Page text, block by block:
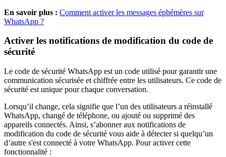
En savoir plus : Comment activer les messages éphémères sur
WhatsApp ?
Activer les notifications de modification du code de
sécurité
Le code de sécurité WhatsApp est un code utilisé pour garantir une
communication sécurisée et chiffrée entre les utilisateurs. Ce code de
sécurité est unique pour chaque conversation.
Lorsqu’il change, cela signifie que l’un des utilisateurs a réinstallé
WhatsApp, changé de téléphone, ou ajouté ou supprimé des
appareils connectés. Ainsi, s’abonner aux notifications de
modification du code de sécurité vous aide à détecter si quelqu’un
d’autre s'est connecté à votre WhatsApp. Pour activer cette
fonctionnalité :